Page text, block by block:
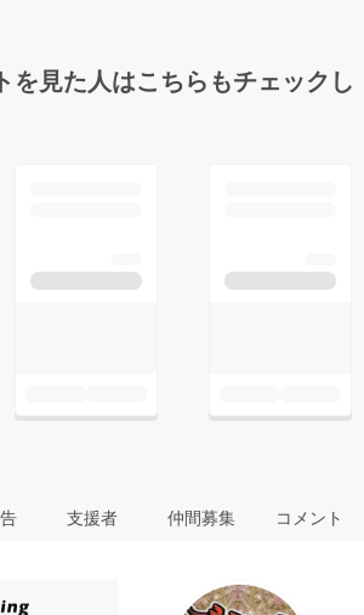
を見た人はこちらもチェックし
支援者 仲間募集 コメント